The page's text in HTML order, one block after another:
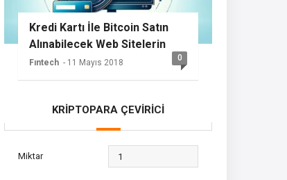
Kredi Kartı İle Bitcoin Satın
Alınabilecek Web Sitelerin
Listesi
Fıntech - 11 Mayıs 2018 0
KRİPTOPARA ÇEVİRİCİ
Miktar